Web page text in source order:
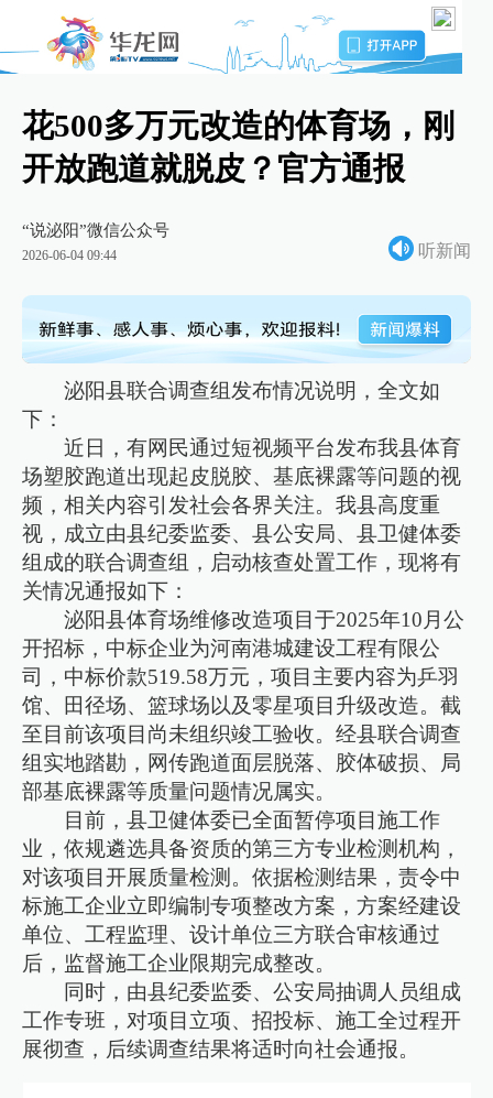
花500多万元改造的体育场，刚
开放跑道就脱皮？官方通报
“说泌阳”微信公众号
2026-06-04 09:44 听新闻
泌阳县联合调查组发布情况说明，全文如
下：
近日，有网民通过短视频平台发布我县体育
场塑胶跑道出现起皮脱胶、基底裸露等问题的视
频，相关内容引发社会各界关注。我县高度重
视，成立由县纪委监委、县公安局、县卫健体委
组成的联合调查组，启动核查处置工作，现将有
关情况通报如下：
泌阳县体育场维修改造项目于2025年10月公
开招标，中标企业为河南港城建设工程有限公
司，中标价款519.58万元，项目主要内容为乒羽
馆、田径场、篮球场以及零星项目升级改造。截
至目前该项目尚未组织竣工验收。经县联合调查
组实地踏勘，网传跑道面层脱落、胶体破损、局
部基底裸露等质量问题情况属实。
目前，县卫健体委已全面暂停项目施工作
业，依规遴选具备资质的第三方专业检测机构，
对该项目开展质量检测。依据检测结果，责令中
标施工企业立即编制专项整改方案，方案经建设
单位、工程监理、设计单位三方联合审核通过
后，监督施工企业限期完成整改。
同时，由县纪委监委、公安局抽调人员组成
工作专班，对项目立项、招投标、施工全过程开
展彻查，后续调查结果将适时向社会通报。